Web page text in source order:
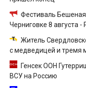
Фестиваль
Черниговке 8 августа -
Житель
с медведицей и тремя
Генсек ООН
ВСУ на Россию